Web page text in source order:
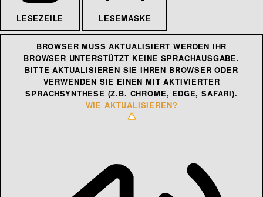
LESEZEILE LESEMASKE
BROWSER MUSS AKTUALISIERT WERDEN IHR
BROWSER UNTERSTÜTZT KEINE SPRACHAUSGABE.
BITTE AKTUALISIEREN SIE IHREN BROWSER ODER
VERWENDEN SIE EINEN MIT AKTIVIERTER
SPRACHSYNTHESE (Z.B. CHROME, EDGE, SAFARI).
WIE AKTUALISIEREN?